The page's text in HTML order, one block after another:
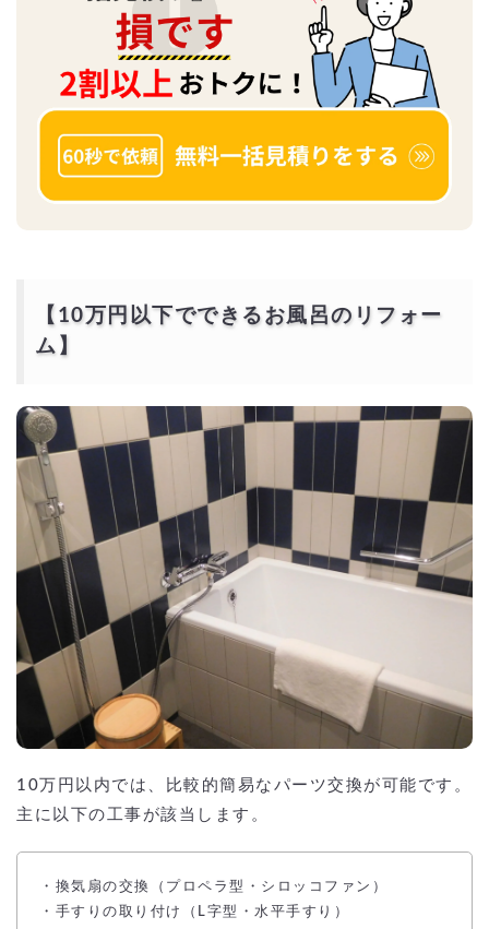
【10万円以下でできるお風呂のリフォー
ム】
10万円以内では、比較的簡易なパーツ交換が可能です。
主に以下の工事が該当します。
・換気扇の交換（プロペラ型・シロッコファン）
・手すりの取り付け（L字型・水平手すり）